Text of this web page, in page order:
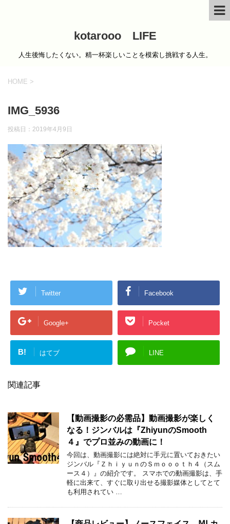
kotarooo LIFE
人生後悔したくない。精一杯楽しいことを模索し挑戦する人生。
HOME >
IMG_5936
投稿日： 2019年4月9日
Twitter Facebook
Google+ Pocket
B! はてブ LINE
関連記事
【動画撮影の必需品】動画撮影が楽しく
なる！ジンバルは『ZhiyunのSmooth
４』でプロ並みの動画に！
今回は、動画撮影には絶対に手元に置いておきたい
ジンバル『ＺｈｉｙｕｎのＳｍｏｏｏｔｈ４（スム
ース４）』の紹介です。 スマホでの動画撮影は、手
軽に出来て、すぐに取り出せる撮影媒体としてとて
も利用されてい …